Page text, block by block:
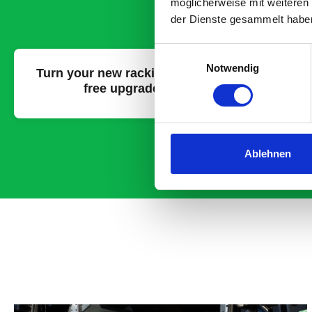
der Dienste gesammelt
Einwilligungsauswahl
Notwendig
Ablehnen
Turn your new racking into a
free upgrade
Get